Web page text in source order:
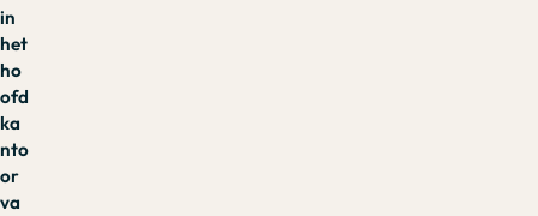
in
het
ho
ofd
ka
nto
or
va